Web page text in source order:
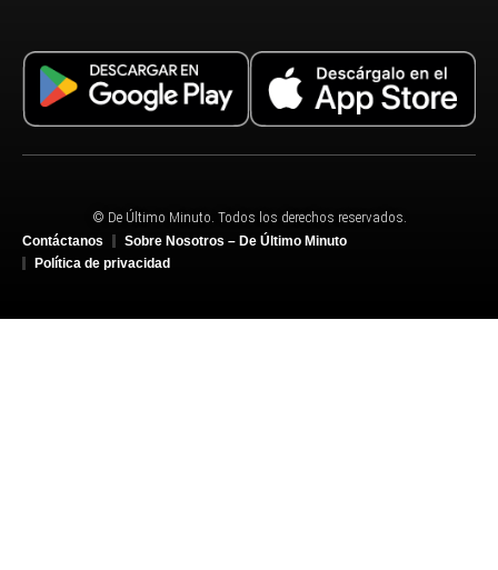
© De Último Minuto. Todos los derechos reservados.
Contáctanos
Sobre Nosotros – De Último Minuto
Política de privacidad